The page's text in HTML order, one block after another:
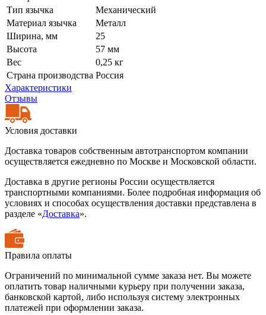
Тип язычка
Механический
Материал язычка
Металл
Ширина, мм
25
Высота
57 мм
Вес
0,25 кг
Страна производства Россия
Характеристики
Отзывы
Условия доставки
Доставка товаров собственным автотранспортом компании
осуществляется ежедневно по Москве и Московской области.
Доставка в другие регионы России осуществляется
транспортными компаниями. Более подробная информация об
условиях и способах осуществления доставки представлена в
разделе «Доставка».
Правила оплаты
Ограничений по минимальной сумме заказа нет. Вы можете
оплатить товар наличными курьеру при получении заказа,
банковской картой, либо используя систему электронных
платежей при оформлении заказа.